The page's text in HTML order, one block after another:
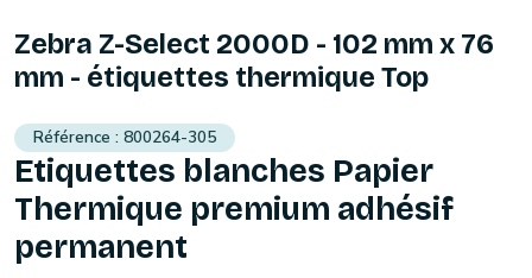
Zebra Z-Select 2000D - 102 mm x 76
mm - étiquettes thermique Top
800264-305
Etiquettes blanches Papier
Thermique premium adhésif
permanent